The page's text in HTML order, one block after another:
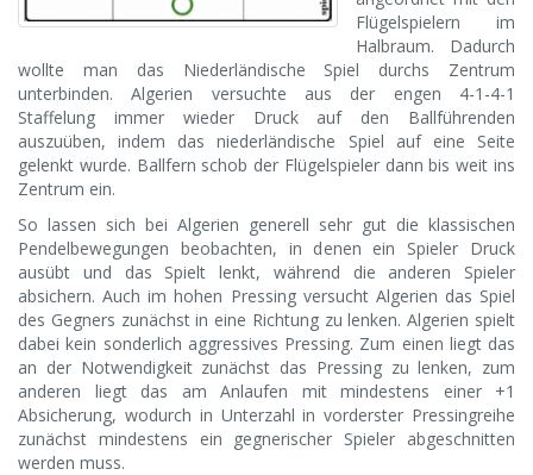
Flügelspielern im
Halbraum. Dadurch
wollte man das Niederländische Spiel durchs Zentrum
unterbinden. Algerien versuchte aus der engen 4-1-4-1
Staffelung immer wieder Druck auf den Ballführenden
auszuüben, indem das niederländische Spiel auf eine Seite
gelenkt wurde. Ballfern schob der Flügelspieler dann bis weit ins
Zentrum ein.
So lassen sich bei Algerien generell sehr gut die klassischen
Pendelbewegungen beobachten, in denen ein Spieler Druck
ausübt und das Spielt lenkt, während die anderen Spieler
absichern. Auch im hohen Pressing versucht Algerien das Spiel
des Gegners zunächst in eine Richtung zu lenken. Algerien spielt
dabei kein sonderlich aggressives Pressing. Zum einen liegt das
an der Notwendigkeit zunächst das Pressing zu lenken, zum
anderen liegt das am Anlaufen mit mindestens einer +1
Absicherung, wodurch in Unterzahl in vorderster Pressingreihe
zunächst mindestens ein gegnerischer Spieler abgeschnitten
werden muss.